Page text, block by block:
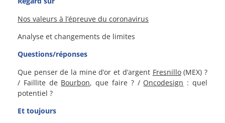
Nos valeurs à l’épreuve du coronavirus
Analyse et changements de limites
Questions/réponses
Que penser de la mine d’or et d’argent Fresnillo(MEX) ?
/ Faillite de Bourbon, que faire ? / Oncodesign : quel
potentiel ?
Et toujours